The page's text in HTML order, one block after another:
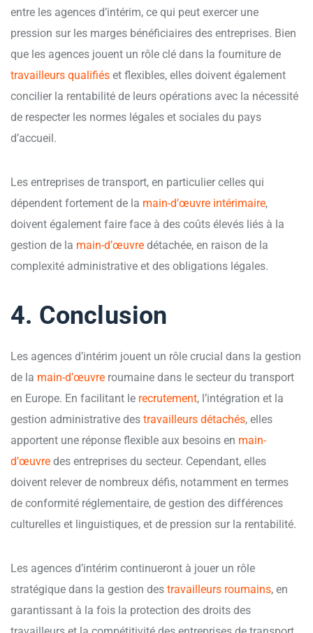
entre les agences d’intérim, ce qui peut exercer une
pression sur les marges bénéficiaires des entreprises. Bien
que les agences jouent un rôle clé dans la fourniture de
travailleurs qualifiés et flexibles, elles doivent également
concilier la rentabilité de leurs opérations avec la nécessité
de respecter les normes légales et sociales du pays
d’accueil.
Les entreprises de transport, en particulier celles qui
dépendent fortement de la main-d’œuvre intérimaire,
doivent également faire face à des coûts élevés liés à la
gestion de la main-d’œuvre détachée, en raison de la
complexité administrative et des obligations légales.
4. Conclusion
Les agences d’intérim jouent un rôle crucial dans la gestion
de la main-d’œuvre roumaine dans le secteur du transport
en Europe. En facilitant le recrutement, l’intégration et la
gestion administrative des travailleurs détachés, elles
apportent une réponse flexible aux besoins en main-
d’œuvre des entreprises du secteur. Cependant, elles
doivent relever de nombreux défis, notamment en termes
de conformité réglementaire, de gestion des différences
culturelles et linguistiques, et de pression sur la rentabilité.
Les agences d’intérim continueront à jouer un rôle
stratégique dans la gestion des travailleurs roumains, en
garantissant à la fois la protection des droits des